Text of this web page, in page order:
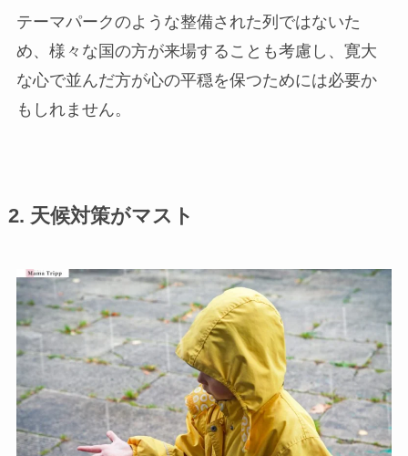
テーマパークのような整備された列ではないた
め、様々な国の方が来場することも考慮し、寛大
な心で並んだ方が心の平穏を保つためには必要か
もしれません。
2. 天候対策がマスト